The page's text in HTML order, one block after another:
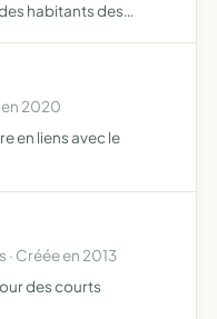
habitants des
en 2020
en liens avec le
· Créée en 2013
des courts